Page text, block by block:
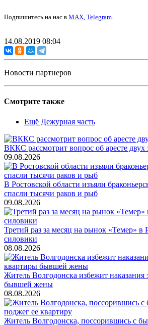
Подпишитесь на нас в MAX, Telegram.
14.08.2019 08:04
Новости партнеров
Смотрите также
Ещё Дежурная часть
ВККС рассмотрит вопрос об аресте двух
09.08.2026
В Ростовской области изъяли
спасли тысячи раков и рыб
09.08.2026
Третий раз за месяц на рынок «Темер» в
силовики
08.08.2026
Житель Волгодонска избежит наказания
бывшей жены
08.08.2026
Житель Волгодонска, поссорившись с